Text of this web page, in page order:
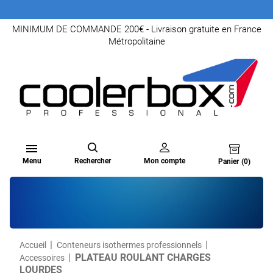
MINIMUM DE COMMANDE 200€ - Livraison gratuite en France
Métropolitaine

Menu Rechercher Mon compte Panier (0)
Accueil
Conteneurs isothermes professionnels
Accessoires
PLATEAU ROULANT CHARGES
LOURDES